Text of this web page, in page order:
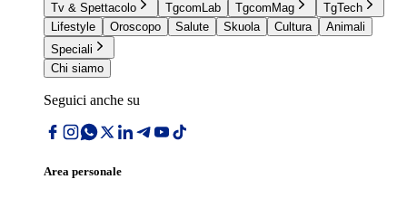
Tv & Spettacolo
TgcomLab TgcomMag
TgTech
Lifestyle
Oroscopo Salute Skuola Cultura
Animali
Speciali
Chi siamo
Seguici anche su
Area personale